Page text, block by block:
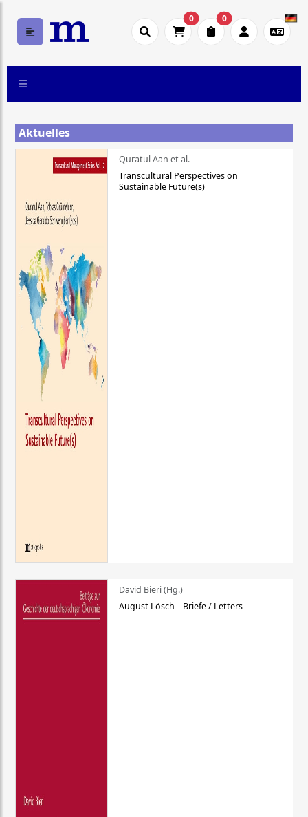
0 0
Aktuelles
Quratul Aan et al.
Transcultural Perspectives on
Sustainable Future(s)
David Bieri (Hg.)
August Lösch – Briefe / Letters